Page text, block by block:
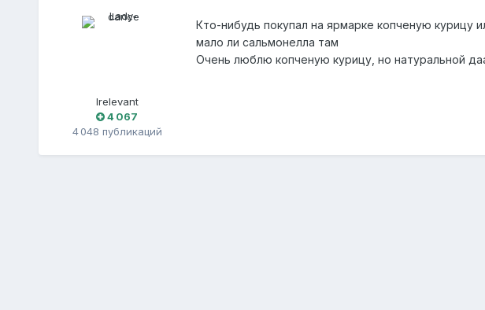
Irelevant
4 067
4 048 публикаций
Кто-нибудь покупал на ярмарке копченую курицу
мало ли сальмонелла там
Очень люблю копченую курицу, но натуральной